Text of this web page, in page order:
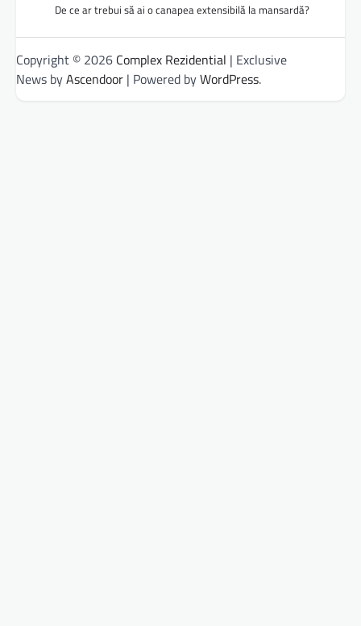
De ce ar trebui să ai o canapea extensibilă la mansardă?
Copyright © 2026 Complex Rezidential | Exclusive
News byAscendoor | Powered byWordPress.